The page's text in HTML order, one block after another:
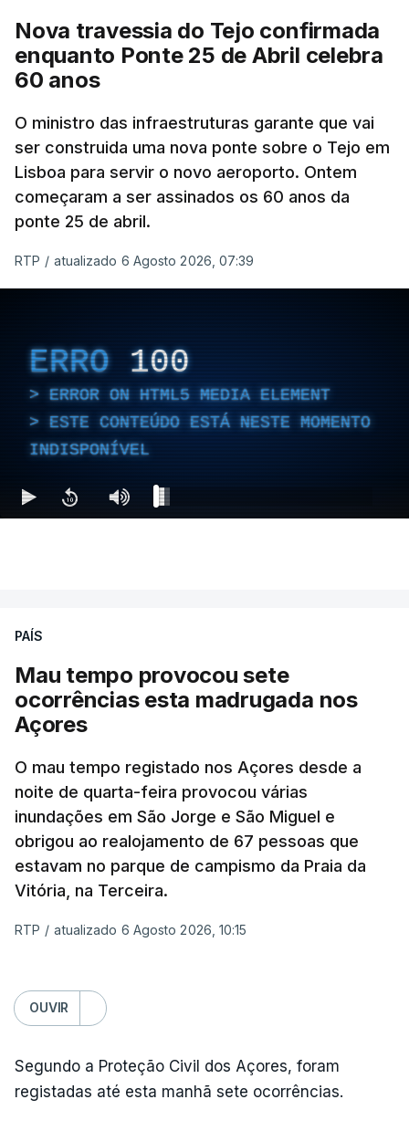
Nova travessia do Tejo confirmada
enquanto Ponte 25 de Abril celebra
60 anos
O ministro das infraestruturas garante que vai
ser construida uma nova ponte sobre o Tejo em
Lisboa para servir o novo aeroporto. Ontem
começaram a ser assinados os 60 anos da
ponte 25 de abril.
RTP / atualizado 6 Agosto 2026, 07:39
ERRO 100
ERROR ON HTML5 MEDIA ELEMENT
ESTE CONTEÚDO ESTÁ NESTE MOMENTO
INDISPONÍVEL
PAÍS
Mau tempo provocou sete
ocorrências esta madrugada nos
Açores
O mau tempo registado nos Açores desde a
noite de quarta-feira provocou várias
inundações em São Jorge e São Miguel e
obrigou ao realojamento de 67 pessoas que
estavam no parque de campismo da Praia da
Vitória, na Terceira.
RTP / atualizado 6 Agosto 2026, 10:15
OUVIR
Segundo a Proteção Civil dos Açores, foram
registadas até esta manhã sete ocorrências.